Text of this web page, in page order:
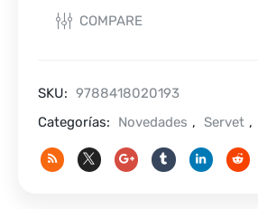
COMPARE
SKU: 9788418020193
Categorías:
Novedades , Servet ,